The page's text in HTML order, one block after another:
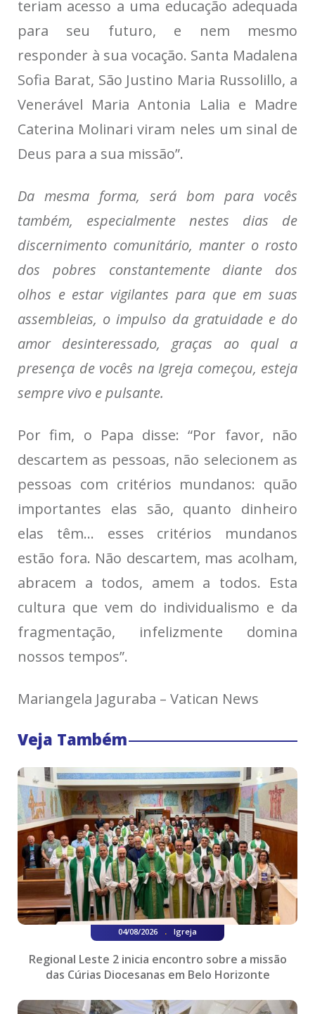
teriam acesso a uma educação adequada
para seu futuro, e nem mesmo
responder à sua vocação. Santa Madalena
Sofia Barat, São Justino Maria Russolillo, a
Venerável Maria Antonia Lalia e Madre
Caterina Molinari viram neles um sinal de
Deus para a sua missão”.
Da mesma forma, será bom para vocês
também, especialmente nestes dias de
discernimento comunitário, manter o rosto
dos pobres constantemente diante dos
olhos e estar vigilantes para que em suas
assembleias, o impulso da gratuidade e do
amor desinteressado, graças ao qual a
presença de vocês na Igreja começou, esteja
sempre vivo e pulsante.
Por fim, o Papa disse: “Por favor, não
descartem as pessoas, não selecionem as
pessoas com critérios mundanos: quão
importantes elas são, quanto dinheiro
elas têm… esses critérios mundanos
estão fora. Não descartem, mas acolham,
abracem a todos, amem a todos. Esta
cultura que vem do individualismo e da
fragmentação, infelizmente domina
nossos tempos”.
Mariangela Jaguraba – Vatican News
Veja Também
04/08/2026 . Igreja
Regional Leste 2 inicia encontro sobre a missão
das Cúrias Diocesanas em Belo Horizonte